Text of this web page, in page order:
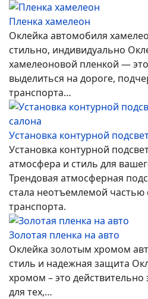
Пленка хамелеон
Оклейка автомобиля
стильно, индивидуально
хамелеоновой пленкой —
выделиться на дороге,
транспорта…
Установка контурной
Установка контурной
атмосфера и стиль для
Трендовая атмосферная
стала неотъемлемой частью
транспорта.
Золотая пленка на авто
Оклейка золотым хромом
стиль и надежная защита
хромом – это действительно
для тех,…